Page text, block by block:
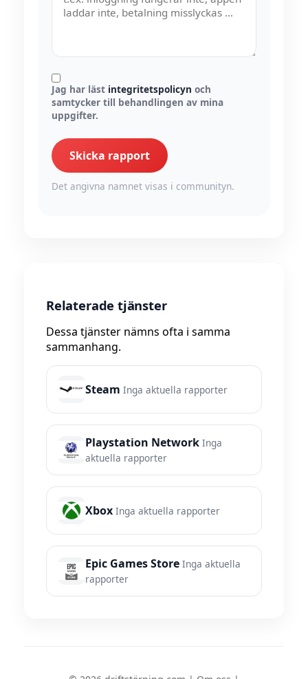
Jag har läst integritetspolicyn och
samtycker till behandlingen av mina
uppgifter.
Skicka rapport
Det angivna namnet visas i communityn.
Relaterade tjänster
Dessa tjänster nämns ofta i samma
sammanhang.
Steam Inga aktuella rapporter
Playstation Network Inga
aktuella rapporter
Xbox Inga aktuella rapporter
Epic Games Store Inga aktuella
rapporter